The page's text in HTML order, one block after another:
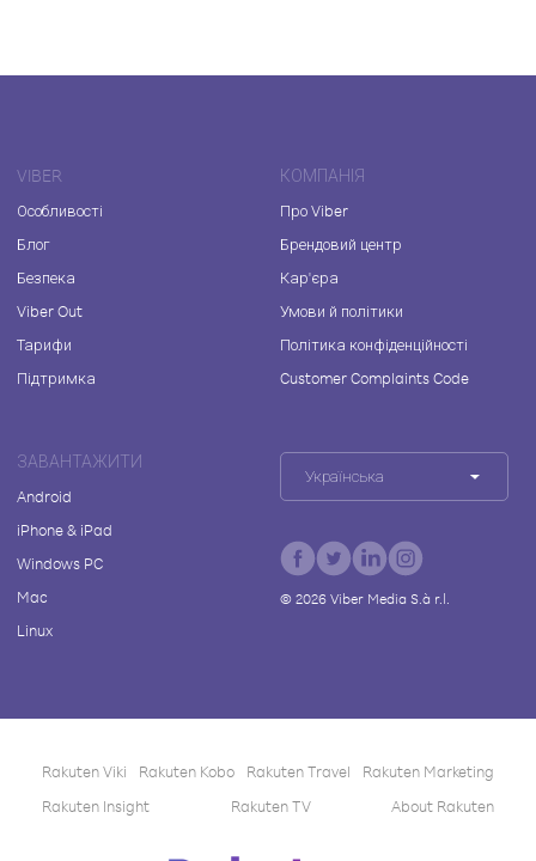
VIBER
Особливості
Блог
Безпека
Viber Out
Тарифи
Підтримка
КОМПАНІЯ
Про Viber
Брендовий центр
Кар'єра
Умови й політики
Політика конфіденційності
Customer Complaints Code
ЗАВАНТАЖИТИ
Android
iPhone & iPad
Windows PC
Mac
Linux
Українська
© 2026Viber Media S.à r.l.
Rakuten Viki Rakuten Kobo Rakuten Travel
Rakuten Marketing
Rakuten Insight
Rakuten TV About Rakuten